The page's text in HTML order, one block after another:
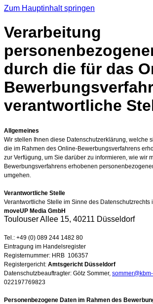
Zum Hauptinhalt springen
Verarbeitung
durch die für das
verantwortliche
Allgemeines
Wir stellen Ihnen diese Datenschutzerklärung, welche
die im Rahmen des Online-Bewerbungsverfahrens
zur Verfügung, um Sie darüber zu informieren, wie wir
Bewerbungsverfahrens erhobenen
umgehen.
Verantwortliche Stelle
Verantwortliche Stelle im Sinne des Datenschutzrechts
moveUP Media GmbH
Toulouser Allee 15, 40211 Düsseldorf
Tel.: +49 (0) 089 244 1482 80
Eintragung im Handelsregister
Registernummer: HRB 106357
Registergericht: Amtsgericht Düsseldorf
Datenschutzbeauftragter: Götz Sommer,
022197769823
Personenbezogene Daten im Rahmen des